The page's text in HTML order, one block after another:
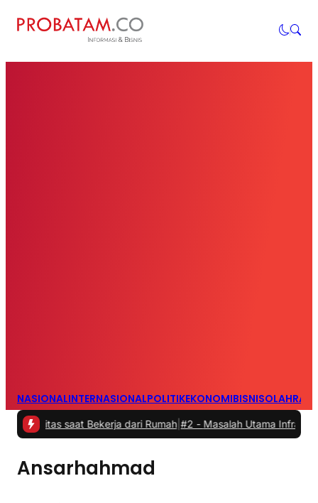
NASIONALINTERNASIONALPOLITIKEKONOMIBISNIS
saat Bekerja dari Rumah |#2 -Masalah Utama Infrastruktur
Ansarhahmad